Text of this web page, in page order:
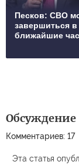
Песков: СВО
завершиться в
ближайшие
Обсуждение
Комментариев: 17
Эта статья